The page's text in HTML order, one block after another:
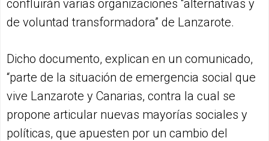
confluirán varias organizaciones “alternativas y
de voluntad transformadora” de Lanzarote.
Dicho documento, explican en un comunicado,
“parte de la situación de emergencia social que
vive Lanzarote y Canarias, contra la cual se
propone articular nuevas mayorías sociales y
políticas, que apuesten por un cambio del